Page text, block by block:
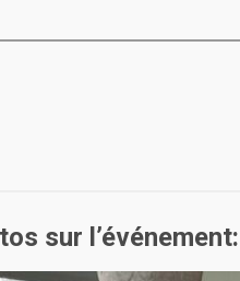
sur l’événement: